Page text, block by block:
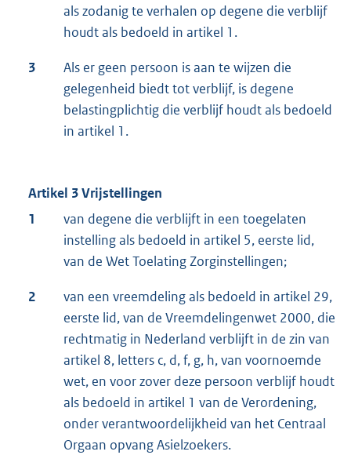
als zodanig te verhalen op degene die verblijf
houdt als bedoeld in artikel 1.
3
Als er geen persoon is aan te wijzen die
gelegenheid biedt tot verblijf, is degene
belastingplichtig die verblijf houdt als bedoeld
in artikel 1.
Artikel 3 Vrijstellingen
1
van degene die verblijft in een toegelaten
instelling als bedoeld in artikel 5, eerste lid,
van de Wet Toelating Zorginstellingen;
2
van een vreemdeling als bedoeld in artikel 29,
eerste lid, van de Vreemdelingenwet 2000, die
rechtmatig in Nederland verblijft in de zin van
artikel 8, letters c, d, f, g, h, van voornoemde
wet, en voor zover deze persoon verblijf houdt
als bedoeld in artikel 1 van de Verordening,
onder verantwoordelijkheid van het Centraal
Orgaan opvang Asielzoekers.